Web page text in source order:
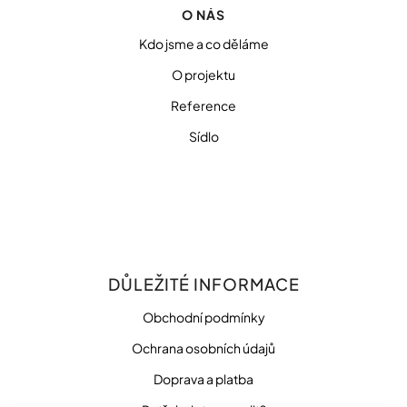
O NÁS
Kdo jsme a co děláme
O projektu
Reference
Sídlo
DŮLEŽITÉ INFORMACE
Obchodní podmínky
Ochrana osobních údajů
Doprava a platba